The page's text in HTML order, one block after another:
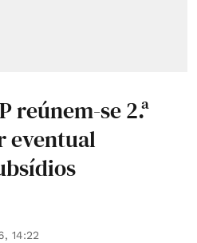
reúnem-se 2.ª
eventual
14:22